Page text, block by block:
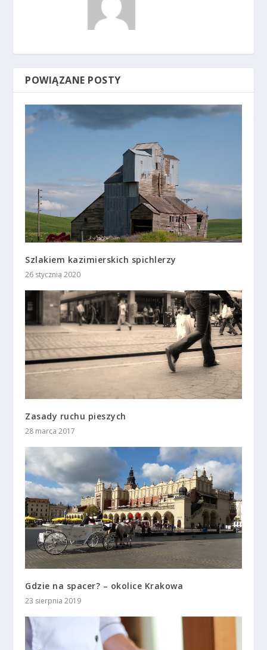
POWIĄZANE POSTY
Szlakiem kazimierskich spichlerzy
26 stycznia 2020
Zasady ruchu pieszych
28 marca 2017
Gdzie na spacer? – okolice Krakowa
23 sierpnia 2019